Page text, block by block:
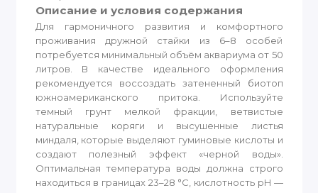
Описание и условия содержания
Для гармоничного развития и комфортного
проживания дружной стайки из 6–8 особей
потребуется минимальный объём аквариума от 50
литров. В качестве идеального оформления
рекомендуется воссоздать затененный биотоп
южноамериканского притока. Используйте
темный грунт мелкой фракции, ветвистые
натуральные коряги и высушенные листья
миндаля, которые выделяют гуминовые кислоты и
создают полезный эффект «черной воды».
Оптимальная температура воды должна строго
находиться в границах 23–28 °C, кислотность pH —